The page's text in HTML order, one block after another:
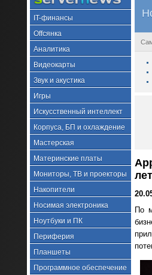
IT-финансы
Offсянка
Аналитика
Видеокарты
Звук и акустика
Игры
Искусственный интеллект
Корпуса, БП и охлаждение
Мастерская
Материнские платы
Мониторы, ТВ и проекторы
Накопители
Носимая электроника
Ноутбуки и ПК
Периферия
Планшеты
Программное обеспечение
По